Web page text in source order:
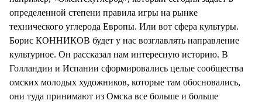
определенной степени правила игры на рынке
технического углерода Европы. Или вот сфера культуры.
Борис КОННИКОВ будет у нас возглавлять направление
культурное. Он рассказал нам интересную историю. В
Голландии и Испании сформировались целые сообщества
омских молодых художников, которые там обосновались,
они туда принимают из Омска все больше и больше